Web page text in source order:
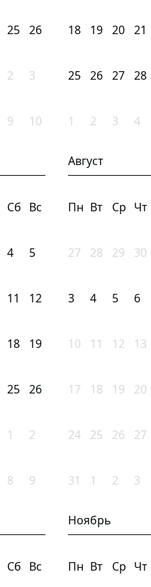
25 26
2 3
9 10
18 19 20 21
25 26 27 28
1 2 3 4
Сб Вс
4 5
11 12
18 19
25 26
1 2
8 9
Август
Пн Вт Ср Чт
27 28 29 30
3 4 5 6
10 11 12 13
17 18 19 20
24 25 26 27
31 1 2 3
Сб Вс
Ноябрь
Пн Вт Ср Чт